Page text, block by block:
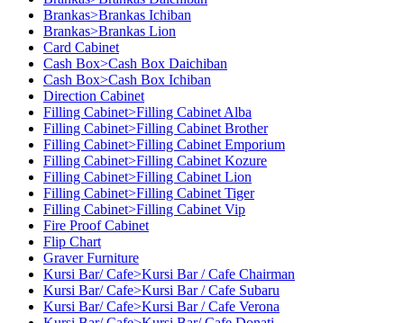
Brankas>Brankas Ichiban
Brankas>Brankas Lion
Card Cabinet
Cash Box>Cash Box Daichiban
Cash Box>Cash Box Ichiban
Direction Cabinet
Filling Cabinet>Filling Cabinet Alba
Filling Cabinet>Filling Cabinet Brother
Filling Cabinet>Filling Cabinet Emporium
Filling Cabinet>Filling Cabinet Kozure
Filling Cabinet>Filling Cabinet Lion
Filling Cabinet>Filling Cabinet Tiger
Filling Cabinet>Filling Cabinet Vip
Fire Proof Cabinet
Flip Chart
Graver Furniture
Kursi Bar/ Cafe>Kursi Bar / Cafe Chairman
Kursi Bar/ Cafe>Kursi Bar / Cafe Subaru
Kursi Bar/ Cafe>Kursi Bar / Cafe Verona